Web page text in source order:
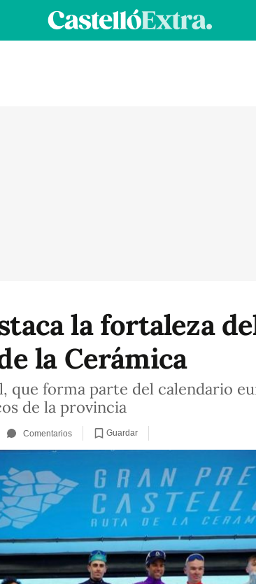
la fortaleza
la Cerámica
que forma parte del calendario
de la provincia
Comentarios Guardar